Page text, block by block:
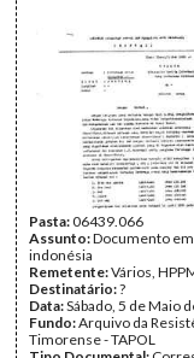
Pasta:06439.066
Assunto:Documento em
indonésia
Remetente:Vários,
Destinatário:?
Data:Sábado, 5 de Maio
Fundo:Arquivo da
Timorense - TAPOL